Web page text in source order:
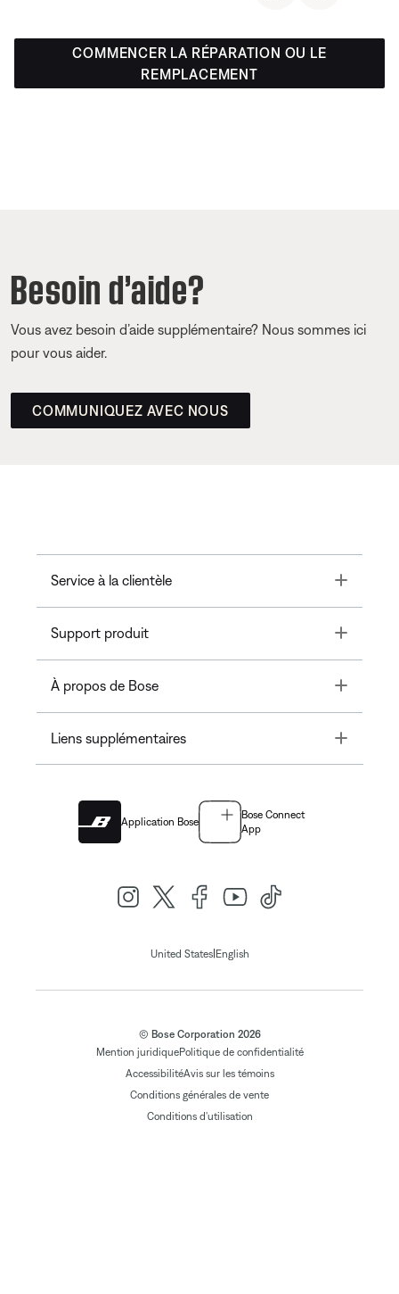
COMMENCER LA RÉPARATION OU LE
REMPLACEMENT
Besoin d’aide?
Vous avez besoin d’aide supplémentaire? Nous sommes ici
pour vous aider.
COMMUNIQUEZ AVEC NOUS
Service à la clientèle Toggle
Support produit Toggle
À propos de Bose Toggle
Liens supplémentaires Toggle
Application Bose
Bose Connect
App
United States| English
© Bose Corporation 2026
Mention juridiquePolitique de confidentialité
AccessibilitéAvis sur les témoins
Conditions générales de vente
Conditions d'utilisation